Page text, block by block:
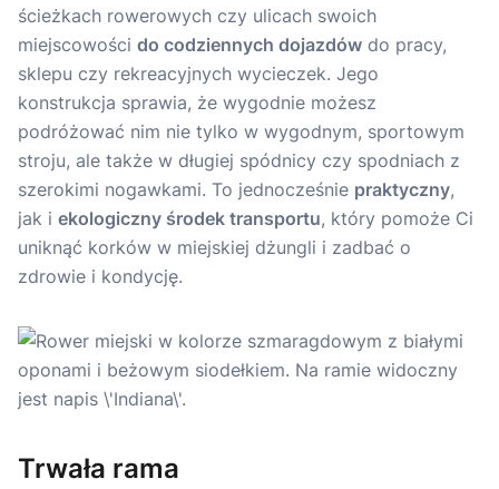
ścieżkach rowerowych czy ulicach swoich
miejscowości do codziennych dojazdów do pracy,
sklepu czy rekreacyjnych wycieczek. Jego
konstrukcja sprawia, że wygodnie możesz
podróżować nim nie tylko w wygodnym, sportowym
stroju, ale także w długiej spódnicy czy spodniach z
szerokimi nogawkami. To jednocześnie praktyczny,
jak i ekologiczny środek transportu, który pomoże Ci
uniknąć korków w miejskiej dżungli i zadbać o
zdrowie i kondycję.
Trwała rama